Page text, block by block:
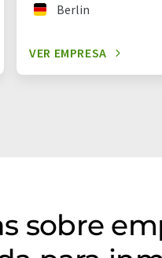
Berlin
VER EMPRESA
sobre